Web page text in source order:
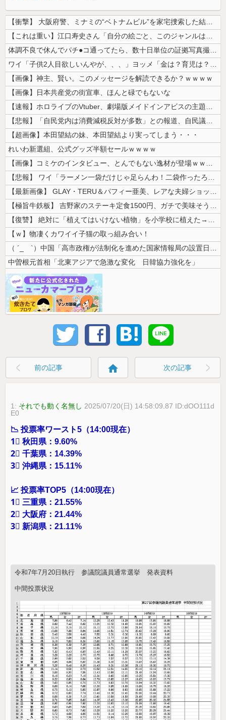
【衝撃】 大阪府警、ミナミの“ベトナムビル”を家宅捜索した結果・・・・...
【これは重い】江口寿史さん「自分の絵ごと、このジャンルはそろそろ終わり...
体調不良で休んでパチ●コ通ってたら、数十日単位の証拠写真撮られて会社ク...
ワイ「子供2人目欲しいんやが、、、」ヨッメ「金は？育児は？私の仕事は？...
【画像】神主、賢い。このメッセージを解読できるか？ｗｗｗｗ
【画像】日本共産党の街宣車、ほんと碌でもないな
【速報】ホロライブのVtuber、劇場版メイドインアビスの主題歌決定w...
【悲報】「自民党内は消費減税反対が多数」との報道、自民議員の内部証言と...
【超画像】本田望結の妹、本田望結より実ってしまう・・・
れいわ新選組、公式グッズ半額セールｗｗｗｗ
【画像】コミケのインタビュー、とんでもない逸材が登場ｗｗｗｗｗｗ 【P...
【悲報】 ワイ「ラーメン一袋だけじゃ足らんわ！二袋作ったろ！」→結果ｗ...
【最新画像】 GLAY・TERU＆パフィー亜美、レアな夫婦ショットを公...
【極旨牛鉄板】 吉野家のステーキ定食1500円、ガチで美味そうｗｗｗ
【復讐】 絶対に「植えてはいけない植物」を小学校に植えた→20年経って...
【ｗ】物凄くカワイイ子猫の取っ組み合い！
（ ´_ゝ`）中国「高市政権が法制化を進めた国家情報局の設置日が7月3...
中曽根元首相「北東アジアで急激な変化 日韓協力強化を」
前の記事 home 次の記事
1: それでも動く名無し 2025/07/20(日) 14:58:09.87 ID:dOO111d
E0
📉 投票率ワースト5（14:00現在）
1⃣ 秋田県：9.60%
2⃣ 千葉県：14.39%
3⃣ 沖縄県：15.11%
📈 投票率TOP5（14:00現在）
1⃣ 三重県：21.55%
2⃣ 大阪府：21.44%
3⃣ 新潟県：21.11%
令和7年7月20日執行 参議院議員通常選挙 発表資料
中間投票状況